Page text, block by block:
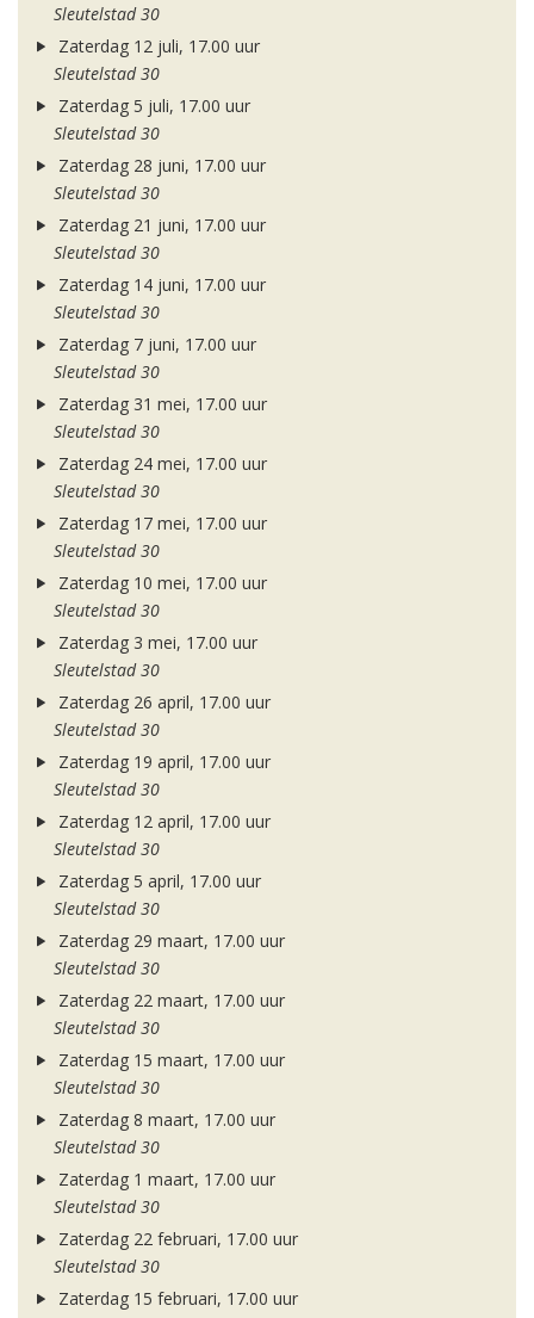
Sleutelstad 30
Zaterdag 12 juli, 17.00 uur
Sleutelstad 30
Zaterdag 5 juli, 17.00 uur
Sleutelstad 30
Zaterdag 28 juni, 17.00 uur
Sleutelstad 30
Zaterdag 21 juni, 17.00 uur
Sleutelstad 30
Zaterdag 14 juni, 17.00 uur
Sleutelstad 30
Zaterdag 7 juni, 17.00 uur
Sleutelstad 30
Zaterdag 31 mei, 17.00 uur
Sleutelstad 30
Zaterdag 24 mei, 17.00 uur
Sleutelstad 30
Zaterdag 17 mei, 17.00 uur
Sleutelstad 30
Zaterdag 10 mei, 17.00 uur
Sleutelstad 30
Zaterdag 3 mei, 17.00 uur
Sleutelstad 30
Zaterdag 26 april, 17.00 uur
Sleutelstad 30
Zaterdag 19 april, 17.00 uur
Sleutelstad 30
Zaterdag 12 april, 17.00 uur
Sleutelstad 30
Zaterdag 5 april, 17.00 uur
Sleutelstad 30
Zaterdag 29 maart, 17.00 uur
Sleutelstad 30
Zaterdag 22 maart, 17.00 uur
Sleutelstad 30
Zaterdag 15 maart, 17.00 uur
Sleutelstad 30
Zaterdag 8 maart, 17.00 uur
Sleutelstad 30
Zaterdag 1 maart, 17.00 uur
Sleutelstad 30
Zaterdag 22 februari, 17.00 uur
Sleutelstad 30
Zaterdag 15 februari, 17.00 uur